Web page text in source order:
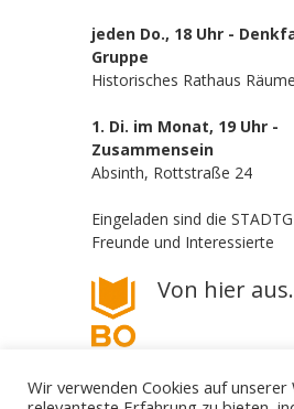
jeden Do., 18 Uhr -
Gruppe
Historisches Rathaus
1. Di. im Monat, 19 Uhr -
Zusammensein
Absinth, Rottstraße 24
Eingeladen sind die
Freunde und Interessierte
Von hier aus.
Wir verwenden Cookies auf